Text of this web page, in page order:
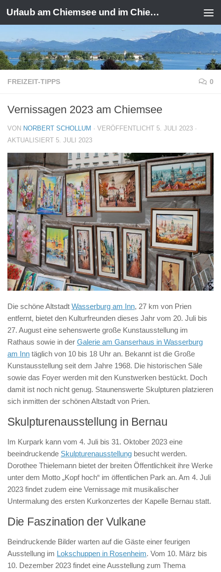
Zum Inhalt springen Urlaub am Chiemsee und im Chiemgau
FREIZEIT-TIPPS 0
Vernissagen 2023 am Chiemsee
VON NORBERT SCHOLLUM · VERÖFFENTLICHT 5. JULI 2023 ·
AKTUALISIERT 5. JULI 2023
Die schöne Altstadt Wasserburg am Inn, 27 km von Prien
entfernt, bietet den Kulturfreunden dieses Jahr vom 20. Juli bis
27. August eine sehenswerte große Kunstausstellung im
Rathaus sowie in der Galerie am Ganserhaus in Wasserburg
am Inn täglich von 10 bis 18 Uhr an. Bekannt ist die Große
Kunstausstellung seit dem Jahre 1968. Die historischen Säle
sowie das Foyer werden mit den Kunstwerken bestückt. Doch
damit ist noch nicht genug. Staunenswerte Skulpturen platzieren
sich inmitten der schönen Altstadt von Prien.
Skulpturenausstellung in Bernau
Im Kurpark kann vom 4. Juli bis 31. Oktober 2023 eine
beeindruckende Skulpturenausstellung besucht werden.
Dorothee Thielemann bietet der breiten Öffentlichkeit ihre Werke
unter dem Motto „Kopf hoch“ im öffentlichen Park an. Am 4. Juli
2023 findet zudem eine Vernissage mit musikalischer
Untermalung des ersten Kurkonzertes der Kapelle Bernau statt.
Die Faszination der Vulkane
Beindruckende Bilder warten auf die Gäste einer feurigen
Ausstellung im Lokschuppen in Rosenheim. Vom 10. März bis
10. Dezember 2023 findet eine Ausstellung zum Thema